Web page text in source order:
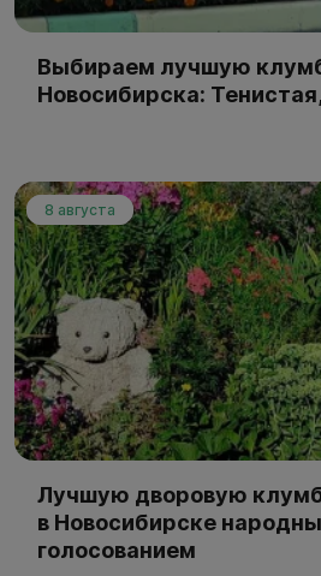
Выбираем лучшую
Новосибирска:
8 августа
Лучшую дворовую
в Новосибирске
голосованием